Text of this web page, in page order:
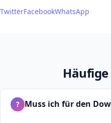
TwitterFacebookWhatsApp
? Muss ich für den